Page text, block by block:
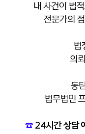
내 사건이 법
전문가의
법
의
동
법무법인
☎ 24시간 상